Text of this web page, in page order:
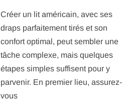
Créer un lit américain, avec ses
draps parfaitement tirés et son
confort optimal, peut sembler une
tâche complexe, mais quelques
étapes simples suffisent pour y
parvenir. En premier lieu, assurez-
vous